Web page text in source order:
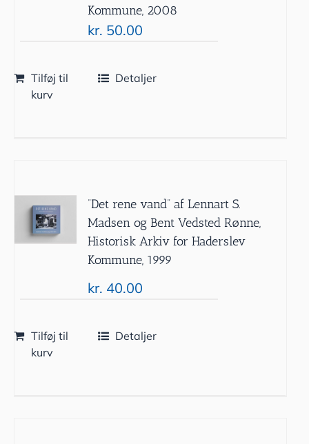
Kommune, 2008
kr. 50.00
Tilføj til
kurv
Detaljer
”Det rene vand” af Lennart S.
Madsen og Bent Vedsted Rønne,
Historisk Arkiv for Haderslev
Kommune, 1999
kr. 40.00
Tilføj til
kurv
Detaljer